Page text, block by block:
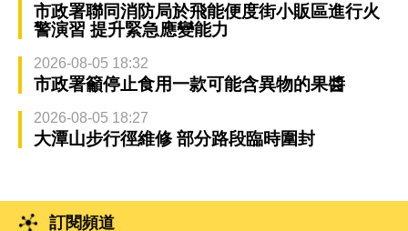
市政署聯同消防局於飛能便度街小販區進行火
警演習 提升緊急應變能力
2026-08-05 18:32
市政署籲停止食用一款可能含異物的果醬
2026-08-05 18:27
大潭山步行徑維修 部分路段臨時圍封
訂閱頻道